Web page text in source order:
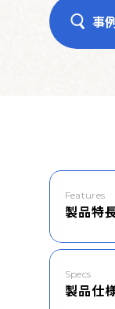
事
Features
製品特
Specs
製品仕